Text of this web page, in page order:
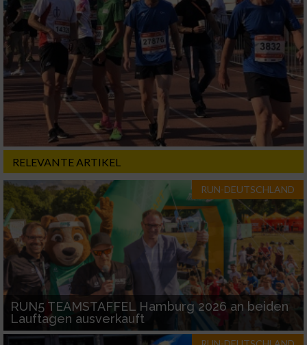
RELEVANTE ARTIKEL
RUN-DEUTSCHLAND
RUN5 TEAMSTAFFEL Hamburg 2026 an beiden
Lauftagen ausverkauft
von Werbeanzeigen
Erstellung von Profilen für personalisierte
Werbung
Verwendung von Profilen zur Auswahl
personalisierter Werbung
Erstellung von Profilen zur Personalisierung
von Inhalten
Verwendung von Profilen zur Auswahl
personalisierter Inhalte
Messung der Werbeleistung
Messung der Performance von Inhalten
Analyse von Zielgruppen durch Statistiken
oder Kombinationen von Daten aus
verschiedenen Quellen